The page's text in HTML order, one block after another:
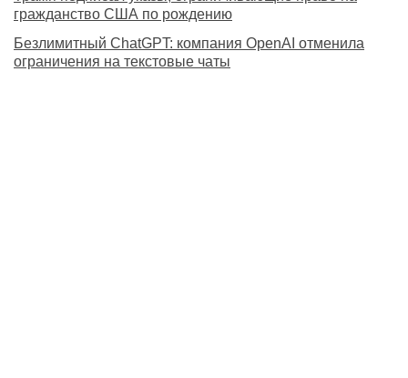
гражданство США по рождению
Безлимитный ChatGPT: компания OpenAI отменила
ограничения на текстовые чаты